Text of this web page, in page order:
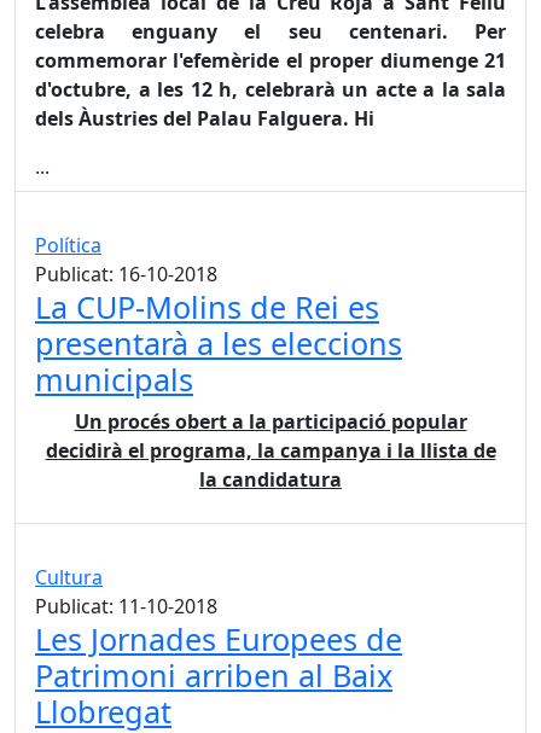
celebra enguany el seu centenari. Per
commemorar l'efemèride el proper diumenge 21
d'octubre, a les 12 h, celebrarà un acte a la sala
dels Àustries del Palau Falguera. Hi
...
Política
Publicat: 16-10-2018
La CUP-Molins de Rei es
presentarà a les eleccions
municipals
Un procés obert a la participació popular
decidirà el programa, la campanya i la llista de
la candidatura
Cultura
Publicat: 11-10-2018
Les Jornades Europees de
Patrimoni arriben al Baix
Llobregat